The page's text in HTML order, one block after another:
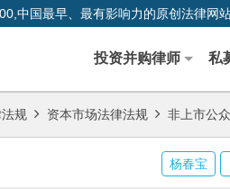
中国最早、最有影响力的原创法律网站
投资并购律师 私
规 资本市场法律法规 非上市公
杨春宝